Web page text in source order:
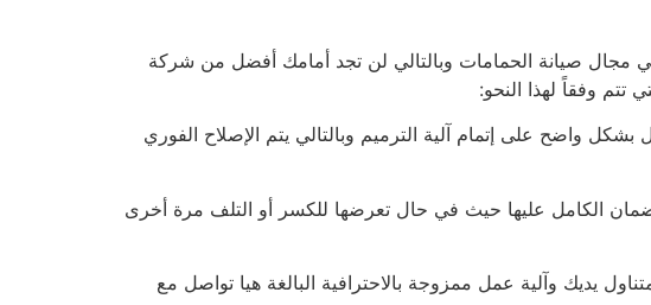
صيانة الحمامات وبالتالي لن تجد أمامك أفضل من شركة
تتم وفقاً لهذا النحو:
واضح على إتمام آلية الترميم وبالتالي يتم الإصلاح الفوري
الكامل عليها حيث في حال تعرضها للكسر أو التلف مرة أخرى
يديك وآلية عمل ممزوجة بالاحترافية البالغة هيا تواصل مع